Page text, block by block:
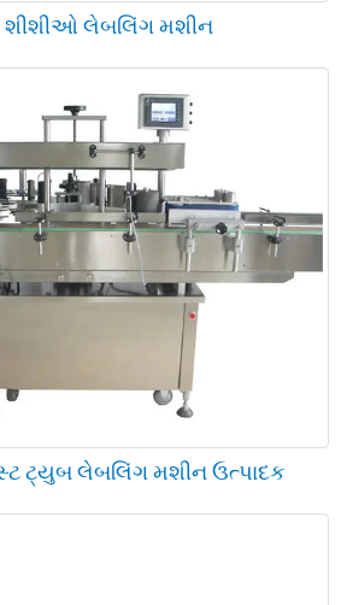
શીશીઓ લેબલિંગ મશીન
ટ્યુબ લેબલિંગ મશીન ઉત્પાદક